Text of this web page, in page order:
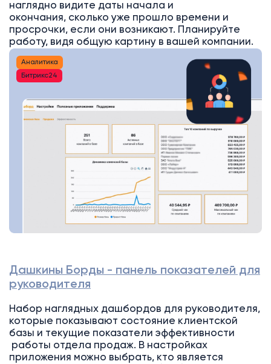
наглядно видите даты начала и
окончания, сколько уже прошло времени и
просрочки, если они возникают. Планируйте
работу, видя общую картину в вашей компании.
Аналитика
Битрикс24
Дашкины Борды - панель показателей для
руководителя
Набор наглядных дашбордов для руководителя,
которые показывают состояние клиентской
базы и текущие показатели эффективности
работы отдела продаж. В настройках
приложения можно выбрать, кто является